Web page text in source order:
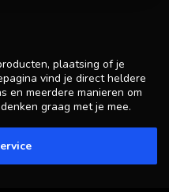
plaatsing of je
vind je direct heldere
en meerdere manieren om
graag met je mee.